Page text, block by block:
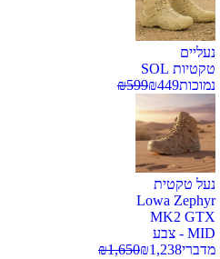
נעליים
טקטיות SOL
נמוכות
₪449
₪599
נעל טקטית
Lowa Zephyr
MK2 GTX
MID - צבע
מדברי
₪1,238
₪1,650